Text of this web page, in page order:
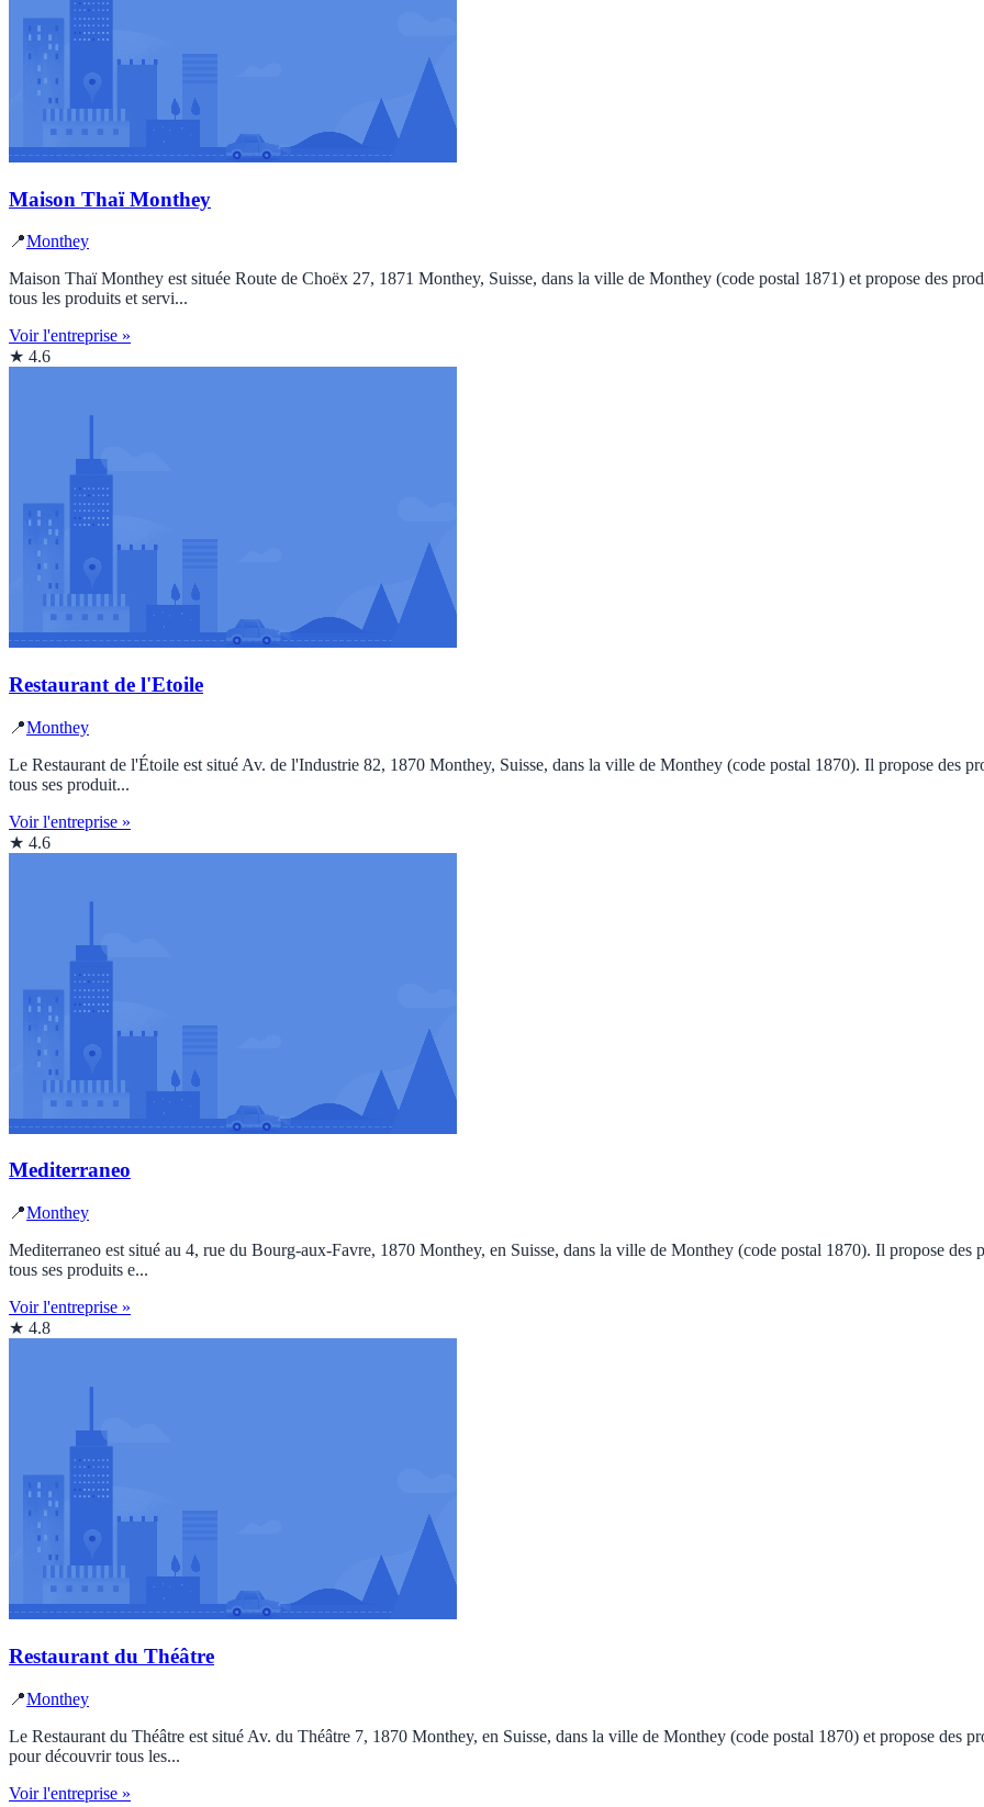
Maison Thaï Monthey
📍Monthey
Maison Thaï Monthey est située Route de Choëx 27, 1871 Monthey, Suisse, dans la ville de Monthey (code postal 1871) et propose des
tous les produits et servi...
Voir l'entreprise »
★ 4.6
Restaurant de l'Etoile
📍Monthey
Le Restaurant de l'Étoile est situé Av. de l'Industrie 82, 1870 Monthey, Suisse, dans la ville de Monthey (code postal 1870). Il propose des
tous ses produit...
Voir l'entreprise »
★ 4.6
Mediterraneo
📍Monthey
Mediterraneo est situé au 4, rue du Bourg-aux-Favre, 1870 Monthey, en Suisse, dans la ville de Monthey (code postal 1870). Il propose
tous ses produits e...
Voir l'entreprise »
★ 4.8
Restaurant du Théâtre
📍Monthey
Le Restaurant du Théâtre est situé Av. du Théâtre 7, 1870 Monthey, en Suisse, dans la ville de Monthey (code postal 1870) et propose des
pour découvrir tous les...
Voir l'entreprise »